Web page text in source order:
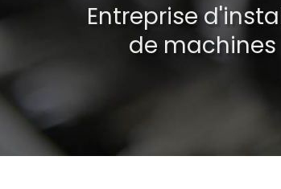
Entreprise
de